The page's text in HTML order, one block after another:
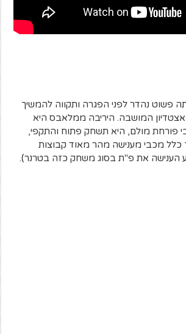
פשוט נהדר לפני הפגרה ותקווה להמשיך
המושבה. היריבה ממלאבס היא
פורחת מולם, היא תשחק פתוח והתקפי,
כלל מכבי מענישה מהר מאוד קבוצות
הענישה את פ"ת בסוג משחק כזה בטרנר).